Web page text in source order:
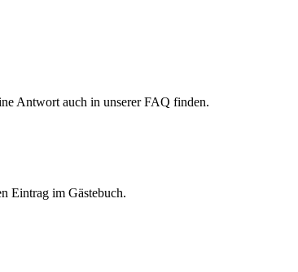
Antwort auch in unserer FAQ finden.
Eintrag im Gästebuch.